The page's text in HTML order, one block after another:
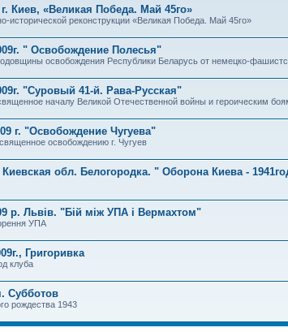
Киев, «Великая Победа. Май 45го»
исторической реконструкции «Великая Победа. Май 45го»
" Освобождение Полесья"
освобождения Республики Беларусь от немецко-
"Суровый 41-й. Рава-Русская"
началу Великой Отечественной войны и героическим
г. "Освобождение Чугуева"
освобождению г. Чугуев
Киевская обл. Белогородка. " Оборона Киева -
p. Львів. "Бій між УПА і Вермахтом"
УПА
Григоривка
клуба
Субботов
рождества 1943